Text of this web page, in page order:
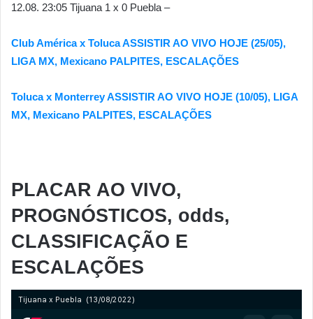
12.08. 23:05 Tijuana 1 x 0 Puebla –
Club América x Toluca ASSISTIR AO VIVO HOJE (25/05),
LIGA MX, Mexicano PALPITES, ESCALAÇÕES
Toluca x Monterrey ASSISTIR AO VIVO HOJE (10/05), LIGA
MX, Mexicano PALPITES, ESCALAÇÕES
PLACAR AO VIVO,
PROGNÓSTICOS, odds,
CLASSIFICAÇÃO E
ESCALAÇÕES